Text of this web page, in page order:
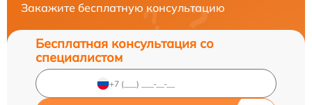
Закажите бесплатную консультацию
Бесплатная консультация со
специалистом